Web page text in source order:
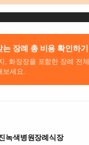
는 장례 총 비용 확인하기
, 화장장을 포함한 장례 전체
세요.
녹색병원장례식장